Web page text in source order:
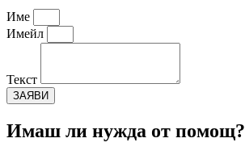
Име
Имейл
Текст
ЗАЯВИ
Имаш ли нужда от помощ?